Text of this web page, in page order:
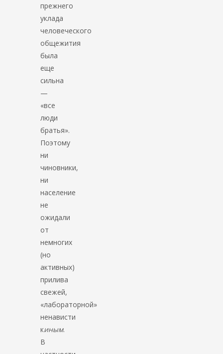
прежнего
уклада
человеческого
общежития
была
еще
сильна
—
«все
люди
братья».
Поэтому
ни
чиновники,
ни
население
не
ожидали
от
немногих
(но
активных)
прилива
свежей,
«лабораторной»
ненависти
киным.
В